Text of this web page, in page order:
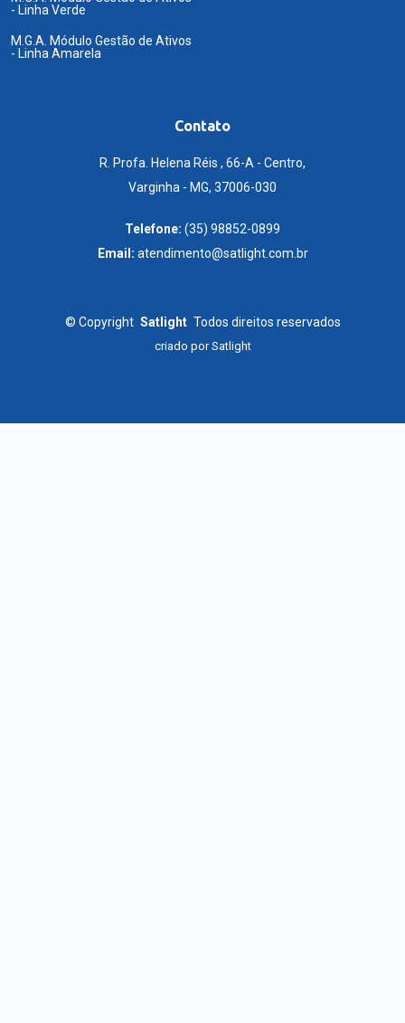
- Linha Verde
M.G.A. Módulo Gestão de Ativos
- Linha Amarela
Contato
R. Profa. Helena Réis , 66-A - Centro,
Varginha - MG, 37006-030
Telefone: (35) 98852-0899
Email: atendimento@satlight.com.br
© Copyright Satlight Todos direitos reservados
criado porSatlight